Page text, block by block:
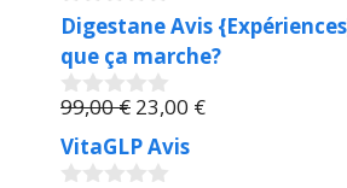
était :
99,00 €.
est :
21,00 €.
0
u
r
5
Digestane Avis
que ça marche?
0
u
r
99,00€ Le
prix
initial
23,00 €Le
VitaGLP Avis